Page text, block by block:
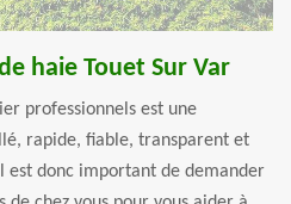
haie Touet Sur Var
professionnels est une
rapide, fiable, transparent et
est donc important de demander